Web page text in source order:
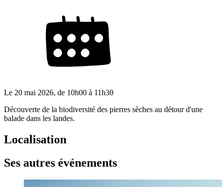
Le 20 mai 2026, de 10h00 à 11h30
Découverte de la biodiversité des pierres sèches au détour d'une
balade dans les landes.
Localisation
Ses autres événements